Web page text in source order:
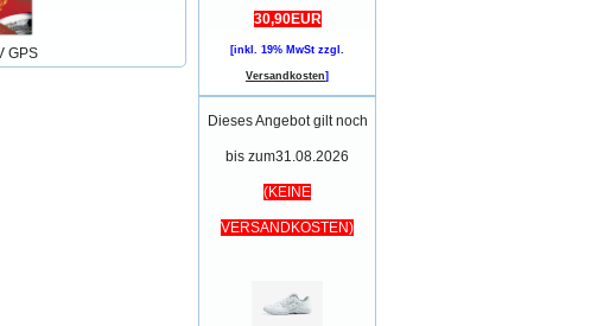
GPS
30,90EUR
[inkl. 19% MwSt zzgl.
Versandkosten]
Dieses Angebot gilt noch
bis zum31.08.2026
(KEINE
VERSANDKOSTEN)